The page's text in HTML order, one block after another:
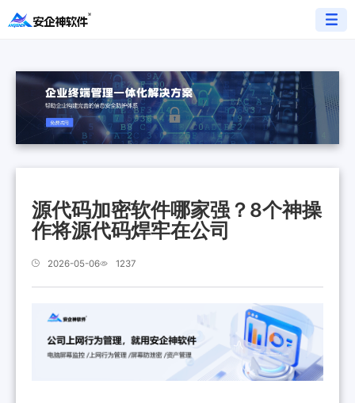
源代码加密软件哪家强？8个神操
作将源代码焊牢在公司
2026-05-06 1237